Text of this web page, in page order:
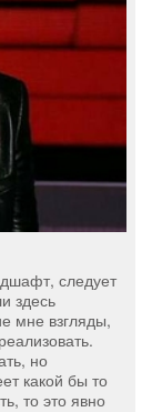
следует
здесь
мне взгляды,
но
какой бы то
то это явно